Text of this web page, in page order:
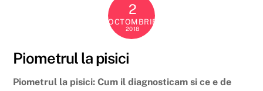
2
OCTOMBRIE
2018
Piometrul la pisici
Piometrul la pisici: Cum il diagnosticam si ce e de